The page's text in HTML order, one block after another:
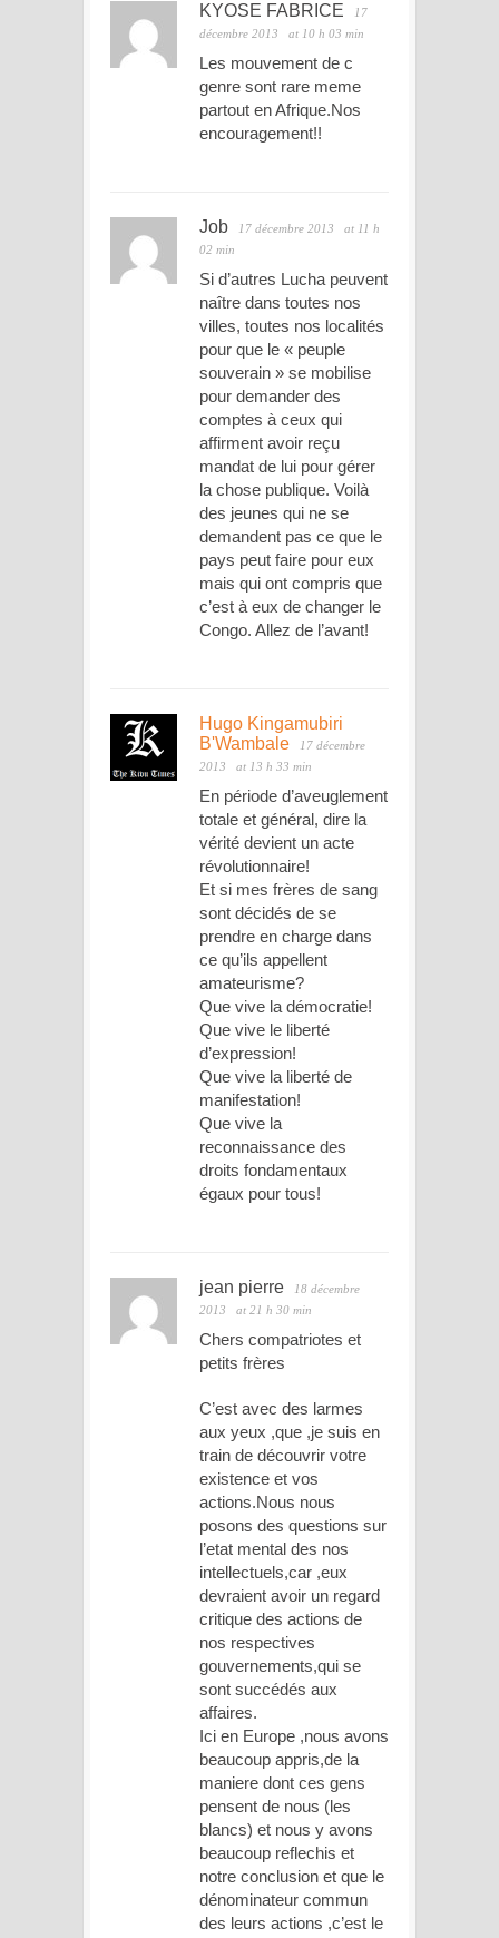
KYOSE FABRICE
17
décembre 2013
at 10 h 03 min
Les mouvement de c
genre sont rare meme
partout en Afrique.Nos
encouragement!!
Job 17 décembre 2013
at 11 h
02 min
Si d’autres Lucha peuvent
naître dans toutes nos
villes, toutes nos localités
pour que le « peuple
souverain » se mobilise
pour demander des
comptes à ceux qui
affirment avoir reçu
mandat de lui pour gérer
la chose publique. Voilà
des jeunes qui ne se
demandent pas ce que le
pays peut faire pour eux
mais qui ont compris que
c’est à eux de changer le
Congo. Allez de l’avant!
Hugo Kingamubiri
B'Wambale
17 décembre
2013
at 13 h 33 min
En période d’aveuglement
totale et général, dire la
vérité devient un acte
révolutionnaire!
Et si mes frères de sang
sont décidés de se
prendre en charge dans
ce qu’ils appellent
amateurisme?
Que vive la démocratie!
Que vive le liberté
d’expression!
Que vive la liberté de
manifestation!
Que vive la
reconnaissance des
droits fondamentaux
égaux pour tous!
jean pierre
18 décembre
2013
at 21 h 30 min
Chers compatriotes et
petits frères
C’est avec des larmes
aux yeux ,que ,je suis en
train de découvrir votre
existence et vos
actions.Nous nous
posons des questions sur
l’etat mental des nos
intellectuels,car ,eux
devraient avoir un regard
critique des actions de
nos respectives
gouvernements,qui se
sont succédés aux
affaires.
Ici en Europe ,nous avons
beaucoup appris,de la
maniere dont ces gens
pensent de nous (les
blancs) et nous y avons
beaucoup reflechis et
notre conclusion et que le
dénominateur commun
des leurs actions ,c’est le